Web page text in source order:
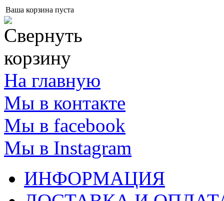
Ваша корзина пуста
На главную
Мы в контакте
Мы в facebook
Мы в Instagram
ИНФОРМАЦИЯ